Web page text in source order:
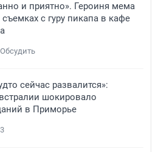
и приятно». Героиня мема
с гуру пикапа в кафе
Обсудить
сейчас развалится»:
шокировало
в Приморье
3